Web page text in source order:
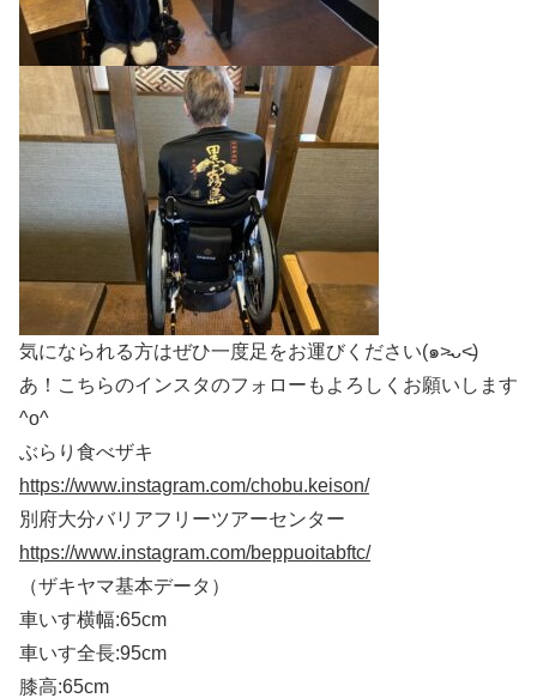
気になられる方はぜひ一度足をお運びください(๑˃̵ᴗ˂̵)
あ！こちらのインスタのフォローもよろしくお願いします
^o^
ぶらり食べザキ
https://www.instagram.com/chobu.keison/
別府大分バリアフリーツアーセンター
https://www.instagram.com/beppuoitabftc/
（ザキヤマ基本データ）
車いす横幅:65cm
車いす全長:95cm
膝高:65cm